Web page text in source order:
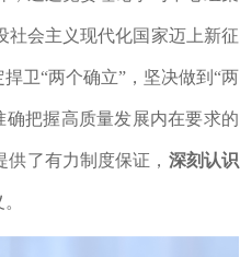
社会主义现代化国家迈上新征
卫“两个确立”，坚决做到“两
把握高质量发展内在要求的
了有力制度保证， 深刻认识